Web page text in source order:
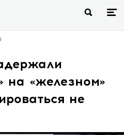
на «железном»
не